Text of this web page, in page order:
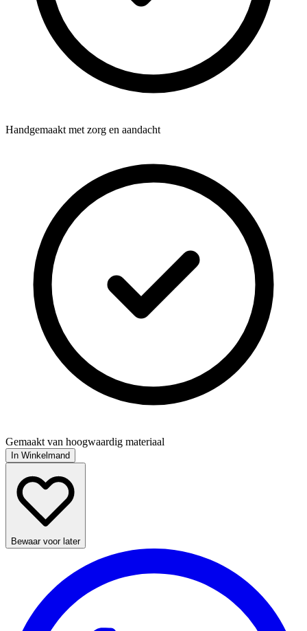
Handgemaakt met zorg en aandacht
Gemaakt van hoogwaardig materiaal
In Winkelmand
Bewaar voor later